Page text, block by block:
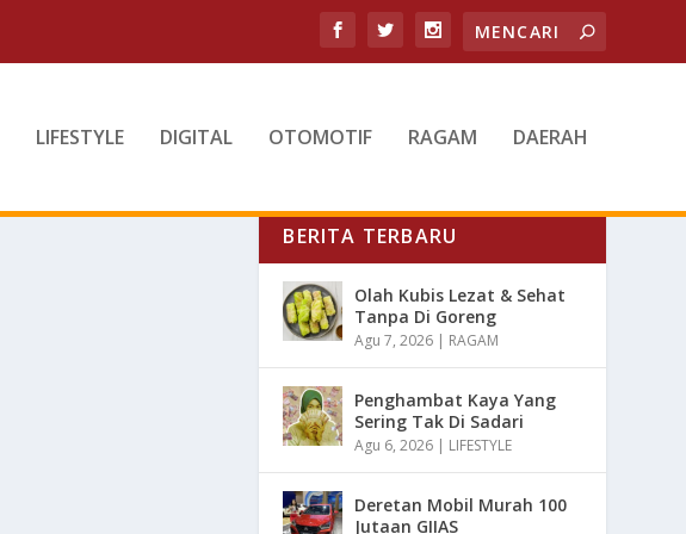
LIFESTYLE DIGITAL OTOMOTIF RAGAM DAERAH
BERITA TERBARU
Olah Kubis Lezat & Sehat
Tanpa Di Goreng
Agu 7, 2026 | RAGAM
Penghambat Kaya Yang
Sering Tak Di Sadari
Agu 6, 2026 | LIFESTYLE
Deretan Mobil Murah 100
Jutaan GIIAS